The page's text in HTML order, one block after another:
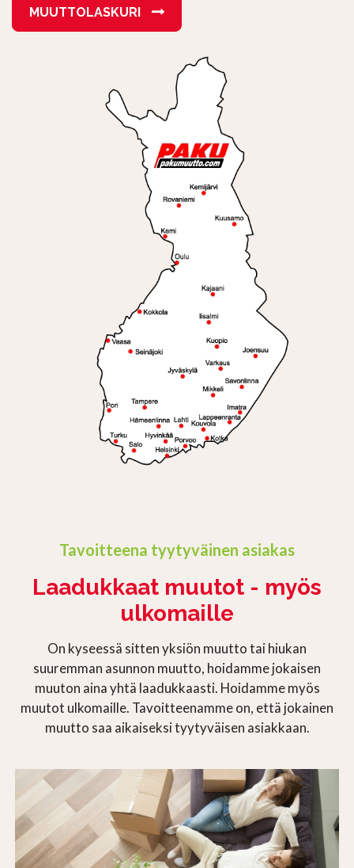
MUUTTOLASKURI
Tavoitteena tyytyväinen asiakas
Laadukkaat muutot - myös
ulkomaille
On kyseessä sitten yksiön muutto tai hiukan
suuremman asunnon muutto, hoidamme jokaisen
muuton aina yhtä laadukkaasti. Hoidamme myös
muutot ulkomaille. Tavoitteenamme on, että jokainen
muutto saa aikaiseksi tyytyväisen asiakkaan.